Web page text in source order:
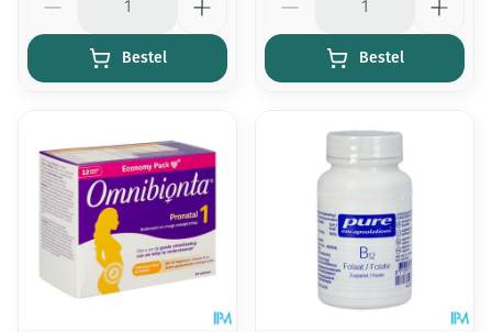
Bestel Bestel